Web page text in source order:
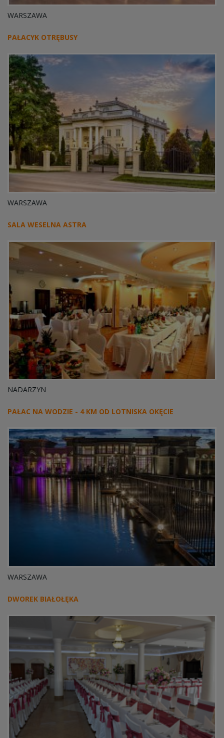
WARSZAWA
PAŁACYK OTRĘBUSY
WARSZAWA
SALA WESELNA ASTRA
NADARZYN
PAŁAC NA WODZIE - 4 KM OD LOTNISKA OKĘCIE
WARSZAWA
DWOREK BIAŁOŁĘKA